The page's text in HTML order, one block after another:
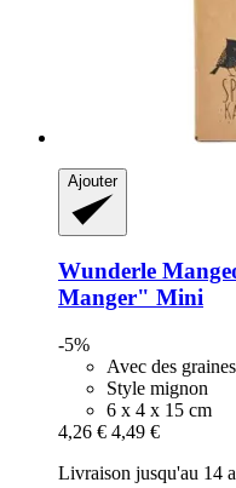
Ajouter
Wunderle
Manger" Mini
-5%
Avec des
Style mignon
6 x 4 x 15 cm
4,26 € 4,49 €
Livraison jusqu'au 14